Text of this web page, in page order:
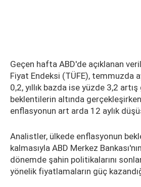
Geçen hafta ABD'de açıklanan
Fiyat Endeksi (TÜFE), temmuzda
0,2, yıllık bazda ise yüzde 3,2
beklentilerin altında
enflasyonun art arda 12 aylık
Analistler, ülkede enflasyonun
kalmasıyla ABD Merkez
dönemde şahin politikalarını
yönelik fiyatlamaların güç